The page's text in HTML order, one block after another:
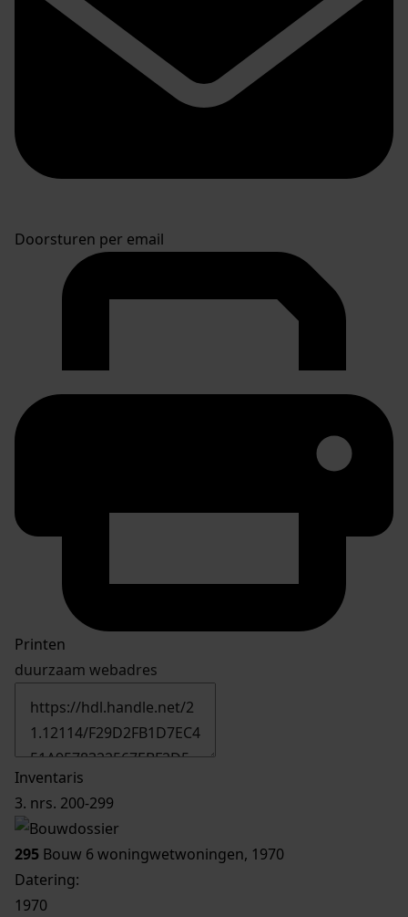
Doorsturen per email
Printen
duurzaam webadres
Inventaris
3. nrs. 200-299
295 Bouw 6 woningwetwoningen, 1970
Datering:
1970